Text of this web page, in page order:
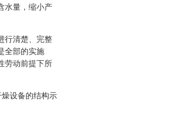
水量，缩小产
行清楚、完整
全部的实施
劳动前提下所
设备的结构示